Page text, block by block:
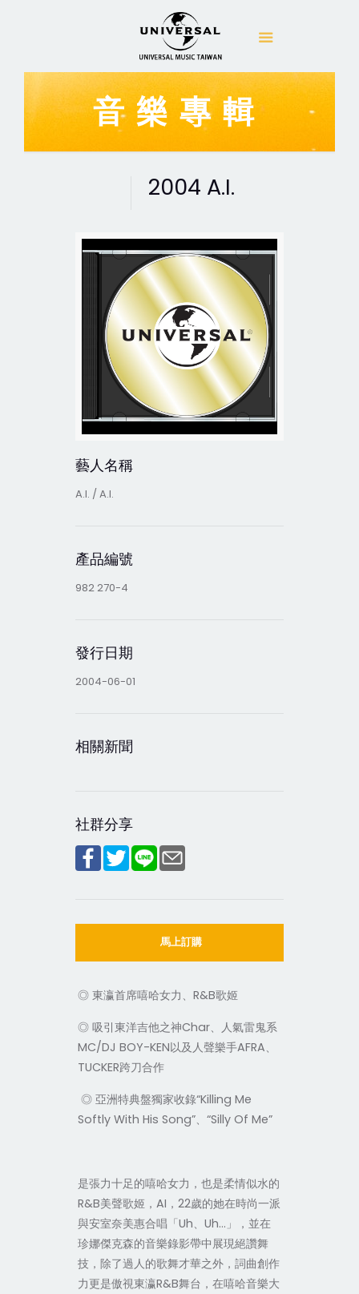
音樂專輯
2004 A.I.
藝人名稱
A.I. / A.I.
產品編號
982 270-4
發行日期
2004-06-01
相關新聞
社群分享
馬上訂購
◎ 東瀛首席嘻哈女力、R&B歌姬
◎ 吸引東洋吉他之神Char、人氣雷鬼系
MC/DJ BOY-KEN以及人聲樂手AFRA、
TUCKER跨刀合作
◎ 亞洲特典盤獨家收錄“Killing Me
Softly With His Song”、“Silly Of Me”
是張力十足的嘻哈女力，也是柔情似水的
R&B美聲歌姬，AI，22歲的她在時尚一派
與安室奈美惠合唱「Uh、Uh…」，並在
珍娜傑克森的音樂錄影帶中展現絕讚舞
技，除了過人的歌舞才華之外，詞曲創作
力更是傲視東瀛R&B舞台，在嘻哈音樂大